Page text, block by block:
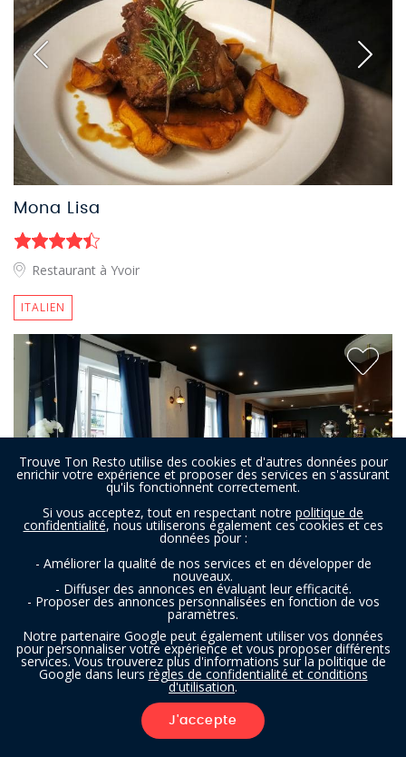
FILTRES
Mona Lisa
Restaurant à Yvoir
ITALIEN
Restaurant à Houffalize
EUROPÉEN ORIENTAL
Trouve Ton Resto utilise des cookies et d'autres données pour
enrichir votre expérience et proposer des services en s'assurant
qu'ils fonctionnent correctement.
Si vous acceptez, tout en respectant notre politique de
confidentialité, nous utiliserons également ces cookies et ces
données pour :
- Améliorer la qualité de nos services et en développer de
nouveaux.
- Diffuser des annonces en évaluant leur efficacité.
- Proposer des annonces personnalisées en fonction de vos
paramètres.
Notre partenaire Google peut également utiliser vos données
pour personnaliser votre expérience et vous proposer différents
services. Vous trouverez plus d'informations sur la politique de
Google dans leurs règles de confidentialité et conditions
d'utilisation.
J'accepte